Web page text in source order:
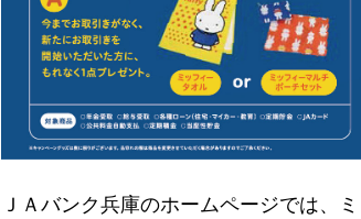
ＪＡバンク兵庫のホームページでは、